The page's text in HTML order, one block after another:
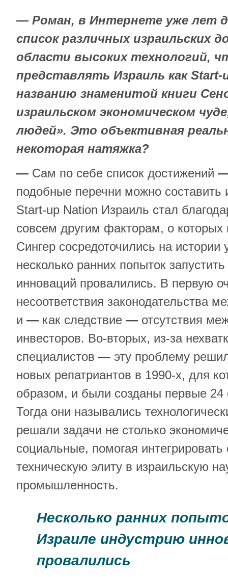
— Роман, в Интернете уже лет
список различных израильских
области высоких технологий,
представлять Израиль как Start-
названию знаменитой книги
израильском экономическом
людей». Это объективная
некоторая натяжка?
— Сам по себе список достижений
подобные перечни можно составить
Start-up Nation Израиль стал
совсем другим факторам, о
Сингер сосредоточились на истории
несколько ранних попыток
инноваций провалились. В первую
несоответствия законодательства
и — как следствие — отсутствия
инвесторов. Во-вторых, из-за
специалистов — эту проблему
новых репатриантов в 1990-х, для
образом, и были созданы первые 24
Тогда они назывались
решали задачи не столько
социальные, помогая интегрировать
техническую элиту в израильскую
промышленность.
Несколько ранних
Израиле индустрию
провалились